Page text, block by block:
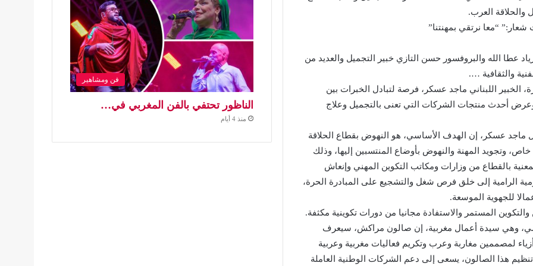
العرب.
“معا نرتقي بمهنتنا”
عطا الله والبروفسور حسن التازي خبير التجميل والعديد من
والثقافية ….
اللبناني ماجد عسكر، فرصة لتبادل الخبرات بين
وعرض أحدث منتجات الشركات التي تعنى بالتجميل وعلاج
ماجد عسكر، إن الهدف الأساسي، هو النهوض بقطاع الحلاقة
وتجويد المهنة والنهوض بأوضاع المنتسبين إليها، وذلك
بالقطاع من وزارات ومكاتب التكوين المهني وإنعاش
الرامية إلى خلق فرص شغل والتشجيع على المبادرة الحرة،
للجهوية الموسعة.
المستمر والاستفادة مجانيا من دورات تكوينية مكثفة.
وهي سيدة أعمال مغربية، إن صالون مراكش، سيعرف
لمصممين مغاربة وعرب وتكريم فعاليات مغربية وعربية
هذا الصالون، يسعى إلى دعم الشركات الوطنية العاملة
فن ومشاهير
الناظور تحتفي بالفن المغربي في…
منذ 4 أيام